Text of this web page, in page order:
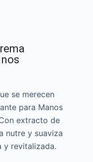
se merecen
para Manos
extracto de
nutre y suaviza
y revitalizada.